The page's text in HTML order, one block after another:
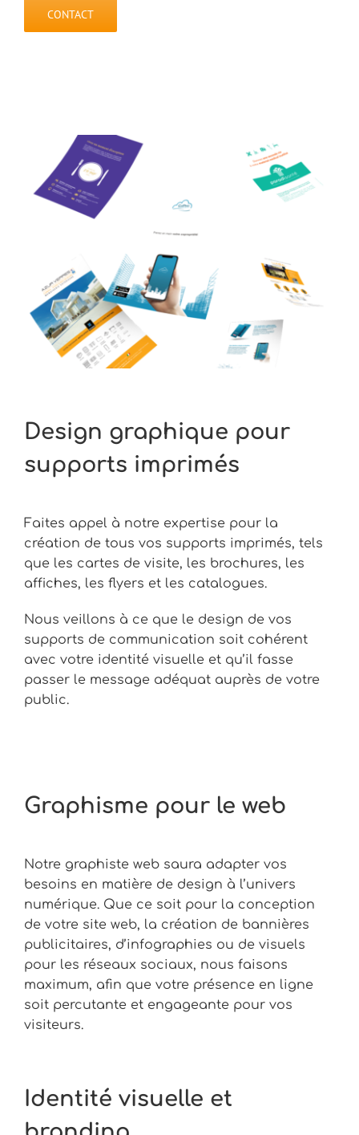
CONTACT
Design graphique pour
supports imprimés
Faites appel à notre expertise pour la
création de tous vos supports imprimés, tels
que les cartes de visite, les brochures, les
affiches, les flyers et les catalogues.
Nous veillons à ce que le design de vos
supports de communication soit cohérent
avec votre identité visuelle et qu’il fasse
passer le message adéquat auprès de votre
public.
Graphisme pour le web
Notre graphiste web saura adapter vos
besoins en matière de design à l’univers
numérique. Que ce soit pour la conception
de votre site web, la création de bannières
publicitaires, d’infographies ou de visuels
pour les réseaux sociaux, nous faisons
maximum, afin que votre présence en ligne
soit percutante et engageante pour vos
visiteurs.
Identité visuelle et